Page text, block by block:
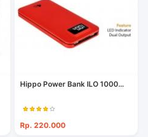
Hippo Power Bank ILO 1000...
Rp. 220.000